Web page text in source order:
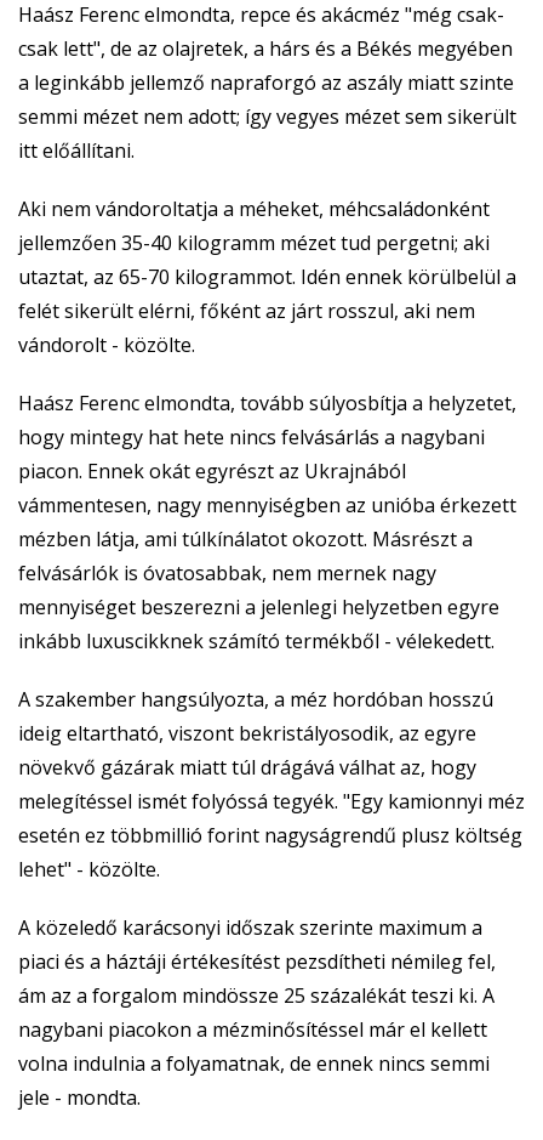
Haász Ferenc elmondta, repce és akácméz "még csak-
csak lett", de az olajretek, a hárs és a Békés megyében
a leginkább jellemző napraforgó az aszály miatt szinte
semmi mézet nem adott; így vegyes mézet sem sikerült
itt előállítani.
Aki nem vándoroltatja a méheket, méhcsaládonként
jellemzően 35-40 kilogramm mézet tud pergetni; aki
utaztat, az 65-70 kilogrammot. Idén ennek körülbelül a
felét sikerült elérni, főként az járt rosszul, aki nem
vándorolt - közölte.
Haász Ferenc elmondta, tovább súlyosbítja a helyzetet,
hogy mintegy hat hete nincs felvásárlás a nagybani
piacon. Ennek okát egyrészt az Ukrajnából
vámmentesen, nagy mennyiségben az unióba érkezett
mézben látja, ami túlkínálatot okozott. Másrészt a
felvásárlók is óvatosabbak, nem mernek nagy
mennyiséget beszerezni a jelenlegi helyzetben egyre
inkább luxuscikknek számító termékből - vélekedett.
A szakember hangsúlyozta, a méz hordóban hosszú
ideig eltartható, viszont bekristályosodik, az egyre
növekvő gázárak miatt túl drágává válhat az, hogy
melegítéssel ismét folyóssá tegyék. "Egy kamionnyi méz
esetén ez többmillió forint nagyságrendű plusz költség
lehet" - közölte.
A közeledő karácsonyi időszak szerinte maximum a
piaci és a háztáji értékesítést pezsdítheti némileg fel,
ám az a forgalom mindössze 25 százalékát teszi ki. A
nagybani piacokon a mézminősítéssel már el kellett
volna indulnia a folyamatnak, de ennek nincs semmi
jele - mondta.